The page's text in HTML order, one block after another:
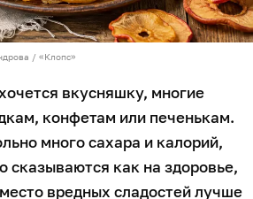
/ «Клопс»
вкусняшку, многие
конфетам или печенькам.
много сахара и калорий,
сказываются как на здоровье,
вредных сладостей лучше